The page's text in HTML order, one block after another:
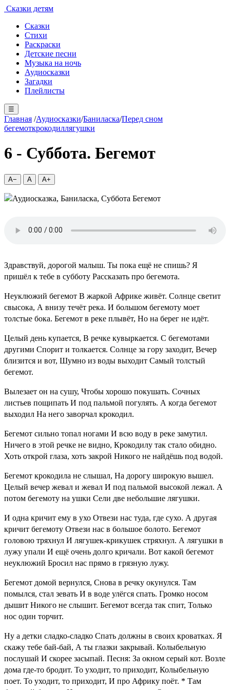
Сказки детям
Сказки
Стихи
Раскраски
Детские песни
Музыка на ночь
Аудиосказки
Загадки
Плейлисты
☰
Главная /Аудиосказки/Баниласка/Перед сном
бегемоткрокодиллягушки
6 - Суббота. Бегемот
A− A A+
Здравствуй, дорогой малыш. Ты пока ещё не спишь? Я
пришёл к тебе в субботу Рассказать про бегемота.
Неуклюжий бегемот В жаркой Африке живёт. Солнце светит
свысока, А внизу течёт река. И большом бегемоту моет
толстые бока. Бегемот в реке плывёт, Но на берег не идёт.
Целый день купается, В речке кувыркается. С бегемотами
другими Спорит и толкается. Солнце за гору заходит, Вечер
близится и вот, Шумно из воды выходит Самый толстый
бегемот.
Вылезает он на сушу, Чтобы хорошо покушать. Сочных
листьев пощипать И под пальмой погулять. А когда бегемот
выходил На него заворчал крокодил.
Бегемот сильно топал ногами И всю воду в реке замутил.
Ничего в этой речке не видно, Крокодилу так стало обидно.
Хоть открой глаза, хоть закрой Никого не найдёшь под водой.
Бегемот крокодила не слышал, На дорогу широкую вышел.
Целый вечер жевал и жевал И под пальмой высокой лежал. А
потом бегемоту на ушки Сели две небольшие лягушки.
И одна кричит ему в ухо Отвези нас туда, где сухо. А другая
кричит бегемоту Отвези нас в большое болото. Бегемот
головою тряхнул И лягушек-крикушек стряхнул. А лягушки в
лужу упали И ещё очень долго кричали. Вот какой бегемот
неуклюжий Бросил нас прямо в грязную лужу.
Бегемот домой вернулся, Снова в речку окунулся. Там
помылся, стал зевать И в воде улёгся спать. Громко носом
дышит Никого не слышит. Бегемот всегда так спит, Только
нос один торчит.
Ну а детки сладко-сладко Спать должны в своих кроватках. Я
скажу тебе бай-бай, А ты глазки закрывай. Колыбельную
послушай И скорее засыпай. Песня: За окном серый кот. Возле
дома где-то бродит. То уходит, то приходит, Колыбельную
поет. То уходит, то приходит, И про Африку поёт. * Там